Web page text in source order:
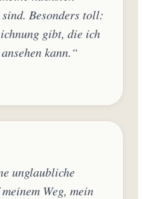
Besonders toll:
gibt, die ich
kann.“
unglaubliche
Weg, mein